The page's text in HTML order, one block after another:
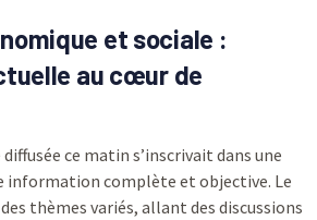
et sociale :
au cœur de
diffusée ce matin s’inscrivait dans une
information complète et objective. Le
thèmes variés, allant des discussions